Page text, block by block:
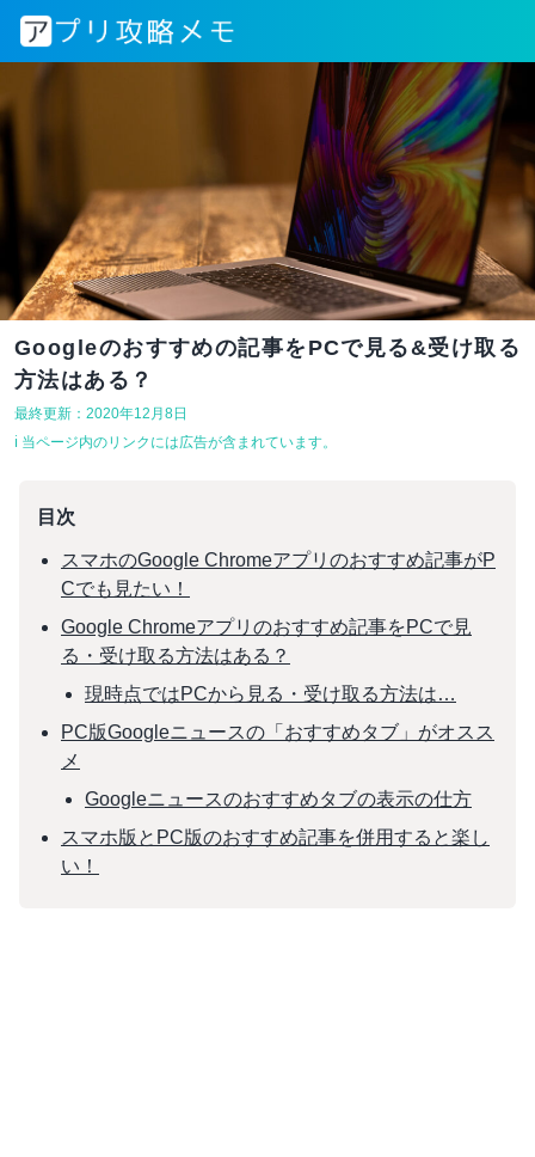
Googleのおすすめの記事をPCで見る&受け取る
方法はある？
最終更新：2020年12月8日
ℹ︎ 当ページ内のリンクには広告が含まれています。
目次
スマホのGoogle Chromeアプリのおすすめ記事がP
Cでも見たい！
Google Chromeアプリのおすすめ記事をPCで見
る・受け取る方法はある？
現時点ではPCから見る・受け取る方法は…
PC版Googleニュースの「おすすめタブ」がオスス
メ
Googleニュースのおすすめタブの表示の仕方
スマホ版とPC版のおすすめ記事を併用すると楽し
い！